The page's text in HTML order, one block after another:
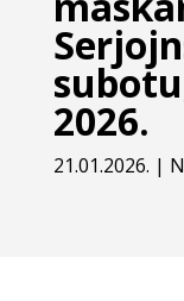
2026.
21.01.2026. |